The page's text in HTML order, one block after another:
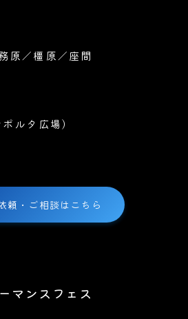
原／橿原／座間
ルタ広場)
頼・ご相談はこちら
マンスフェス